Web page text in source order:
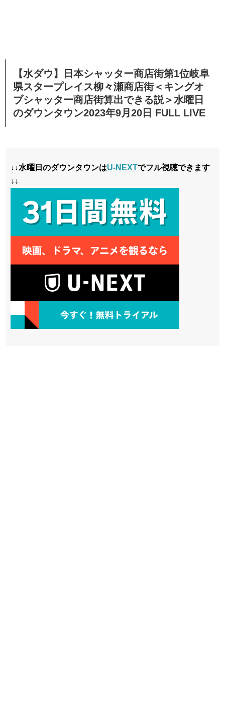
【水ダウ】日本シャッター商店街第1位岐阜
県スタープレイス柳々瀬商店街＜キングオ
ブシャッター商店街算出できる説＞水曜日
のダウンタウン2023年9月20日 FULL LIVE
↓↓水曜日のダウンタウンはU-NEXTでフル視聴できます
↓↓